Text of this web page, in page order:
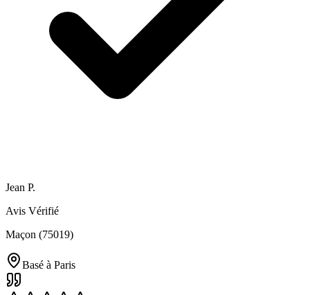
Jean P.
Avis Vérifié
Maçon (75019)
Basé à Paris